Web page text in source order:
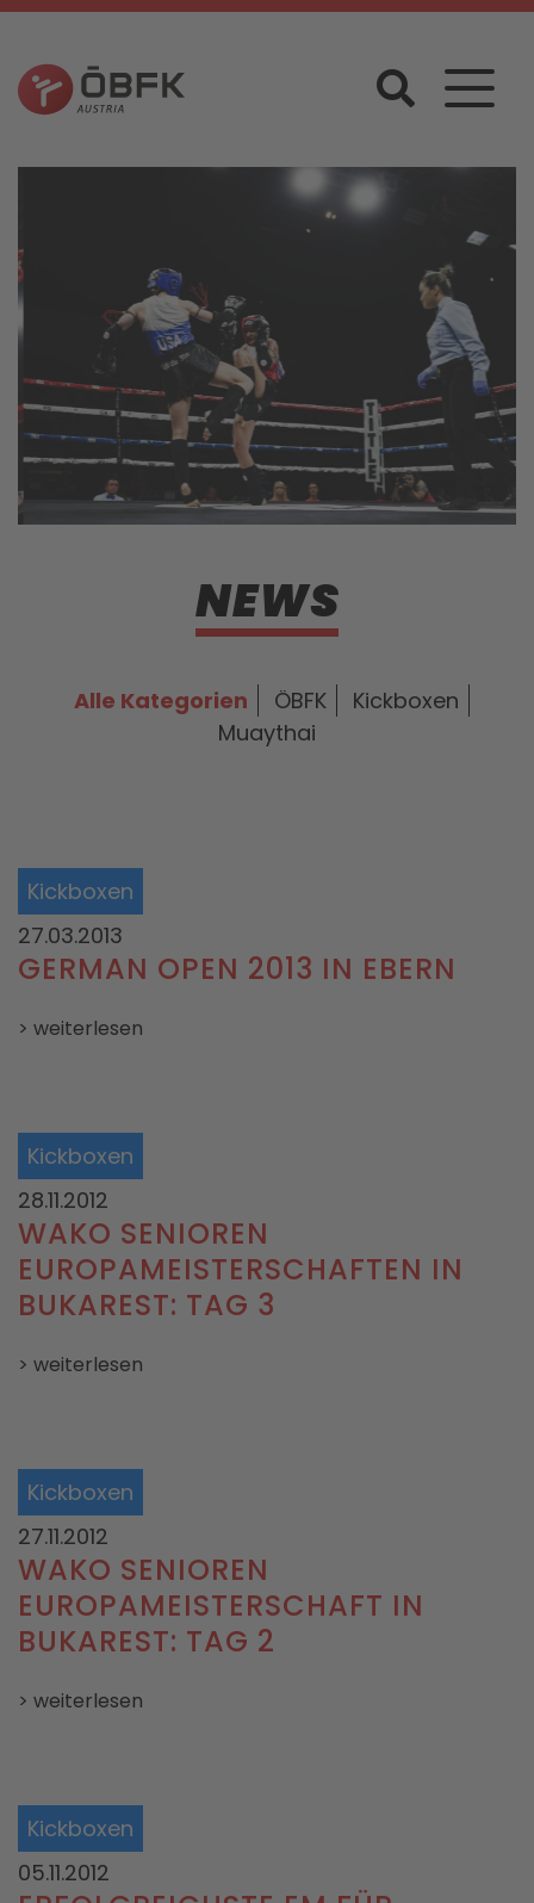
NEWS
Alle Kategorien ÖBFK
Kickboxen
Muaythai
Kickboxen
27.03.2013
GERMAN OPEN 2013 IN EBERN
> weiterlesen
Kickboxen
28.11.2012
WAKO SENIOREN
EUROPAMEISTERSCHAFTEN IN
BUKAREST: TAG 3
> weiterlesen
Kickboxen
27.11.2012
WAKO SENIOREN
EUROPAMEISTERSCHAFT IN
BUKAREST: TAG 2
> weiterlesen
Kickboxen
05.11.2012